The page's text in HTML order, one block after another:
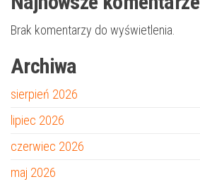
Brak komentarzy do wyświetlenia.
Archiwa
sierpień 2026
lipiec 2026
czerwiec 2026
maj 2026